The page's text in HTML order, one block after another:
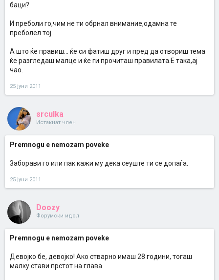
баци?
И преболи го,чим не ти обрнал внимание,одамна те
преболел тој.
А што ќе правиш... ќе си фатиш друг и пред да отвориш тема
ќе разгледаш малце и ќе ги прочиташ правилата.Е така,ај
чао.
25 јуни 2011
srculka
Истакнат член
Premnogu e nemozam poveke
Заборави го или пак кажи му дека сеуште ти се допаѓа.
25 јуни 2011
Doozy
Форумски идол
Premnogu e nemozam poveke
Девојко бе, девојко! Ако стварно имаш 28 години, тогаш
малку стави прстот на глава.